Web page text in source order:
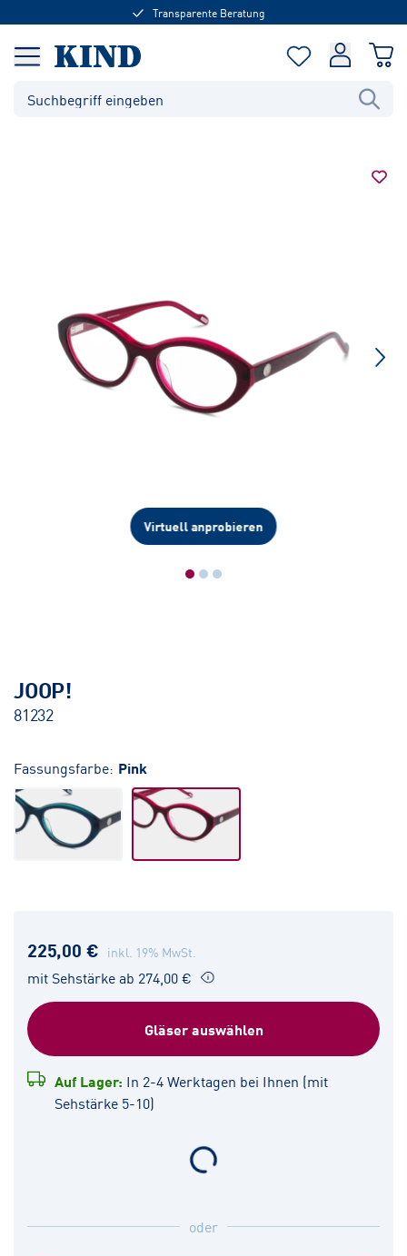
Transparente Beratung
Virtuell anprobieren
JOOP!
81232
Fassungsfarbe: Pink
225,00 € inkl. 19% MwSt.
mit Sehstärke ab 274,00 €
Gläser auswählen
Auf Lager: In 2-4 Werktagen bei Ihnen (mit
Sehstärke 5-10)
oder